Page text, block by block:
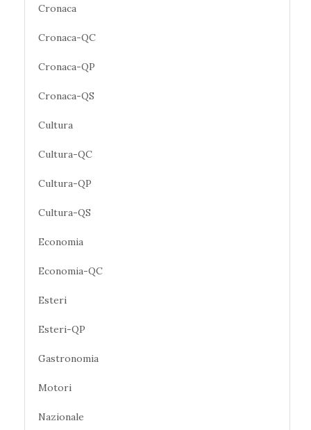
Cronaca
Cronaca-QC
Cronaca-QP
Cronaca-QS
Cultura
Cultura-QC
Cultura-QP
Cultura-QS
Economia
Economia-QC
Esteri
Esteri-QP
Gastronomia
Motori
Nazionale